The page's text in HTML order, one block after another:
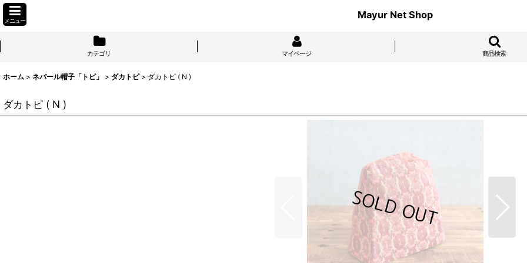
メニュー
Mayur Net Shop
カテゴリ マイページ 商品検索
ホーム > ネパール帽子「トピ」 > ダカトピ > ダカトピ ( N )
ダカトピ ( N )